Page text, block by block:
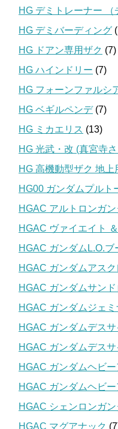
HG デミトレーナー （
HG デミバーディング
HG ドアン専用ザク (7)
HG ハインドリー (7)
HG フォーンファルシ
HG ベギルペンデ(7)
HG ミカエリス (13)
HG 光武・改 (真宮寺
HG 高機動型ザク 地上
HG00 ガンダムプルト
HGAC アルトロンガン
HGAC ヴァイエイト
HGAC ガンダムL.O.ブ
HGAC ガンダムアス
HGAC ガンダムサンド
HGAC ガンダムジェ
HGAC ガンダムデス
HGAC ガンダムデス
HGAC ガンダムヘビ
HGAC ガンダムヘビ
HGAC シェンロンガン
HGAC マグアナック